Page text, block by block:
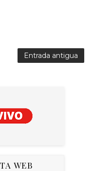
Entrada antigua
WEB